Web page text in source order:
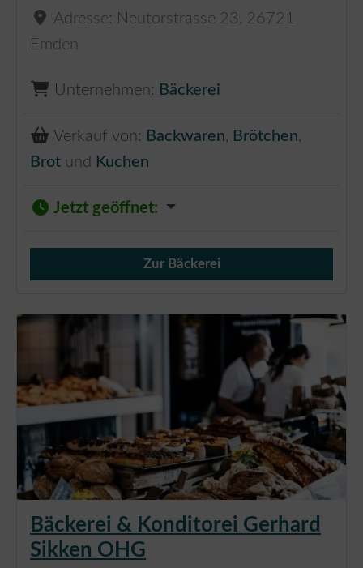
Adresse: Neutorstrasse 23 , 26721
Emden
Unternehmen: Bäckerei
Verkauf von: Backwaren, Brötchen,
Brot und Kuchen
Jetzt geöffnet:
Verkauf von Brötchen,
Zur Bäckerei
Bäckerei & Konditorei Gerhard
Sikken OHG